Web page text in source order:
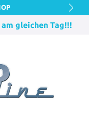
gleichen Tag!!!